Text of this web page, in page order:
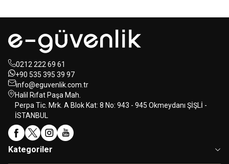
0212 222 69 61
+90 535 395 39 97
info@eguvenlik.com.tr
Halil Rıfat Paşa Mah.
Perpa Tic. Mrk. A Blok Kat: 8 No: 943 - 945 Okmeydanı ŞİŞLİ -
İSTANBUL
Kategoriler